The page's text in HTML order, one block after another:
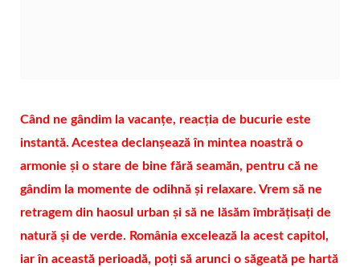
Când ne gândim la vacanțe, reacția de bucurie este
instantă. Acestea declanșează în mintea noastră o
armonie și o stare de bine fără seamăn, pentru că ne
gândim la momente de odihnă și relaxare. Vrem să ne
retragem din haosul urban și să ne lăsăm îmbrățisați de
natură și de verde. România excelează la acest capitol,
iar în această perioadă, poți să arunci o săgeată pe hartă